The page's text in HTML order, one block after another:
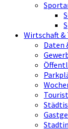
Wirtschaft &
Daten